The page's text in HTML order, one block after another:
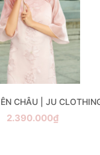
CHÂU | JU
2.390.000₫